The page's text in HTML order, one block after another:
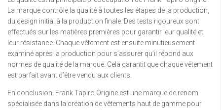
La marque contrôle la qualité à toutes les étapes de la production,
du design initial à la production finale. Des tests rigoureux sont
effectués sur les matières premières pour garantir leur qualité et
leur résistance. Chaque vêtement est ensuite minutieusement
examiné après la production pour s’assurer qu’il répond aux
normes de qualité de la marque. Cela garantit que chaque vêtement
est parfait avant d’être vendu aux clients.
En conclusion, Frank Tapiro Origine est une marque de renom
spécialisée dans la création de vêtements haut de gamme pour